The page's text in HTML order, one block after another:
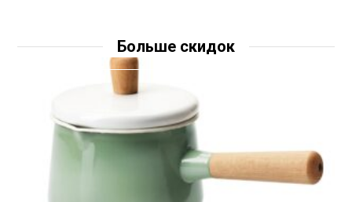
Больше скидок